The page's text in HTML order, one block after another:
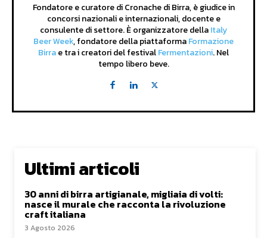
Fondatore e curatore di Cronache di Birra, è giudice in
concorsi nazionali e internazionali, docente e
consulente di settore. È organizzatore dellaItaly
Beer Week, fondatore della piattaformaFormazione
Birrae tra i creatori del festivalFermentazioni. Nel
tempo libero beve.
Ultimi articoli
30 anni di birra artigianale, migliaia di volti:
nasce il murale che racconta la rivoluzione
craft italiana
3 Agosto 2026